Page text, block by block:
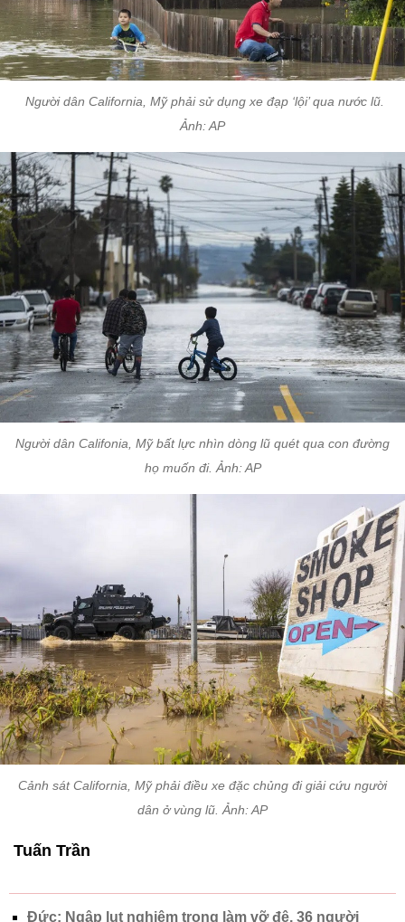
Người dân California, Mỹ phải sử dụng xe đạp ‘lội’ qua nước lũ.
Ảnh: AP
Người dân Califonia, Mỹ bất lực nhìn dòng lũ quét qua con đường
họ muốn đi. Ảnh: AP
Cảnh sát California, Mỹ phải điều xe đặc chủng đi giải cứu người
dân ở vùng lũ. Ảnh: AP
Tuấn Trần
Đức: Ngập lụt nghiêm trọng làm vỡ đê, 36 người